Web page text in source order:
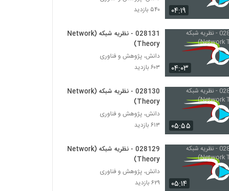
Complexity)
۵۶۷ بازدید
Complexity)
Complexity)
۵۴۱ بازدید
Complexity)
Complexity)
۵۲۱ بازدید
۰۴:۱۹
۵۴۰ بازدید
۰۴:۰۳
028131 - نظریه شبکه (Network
Theory)
دانش، پژوهش و فناوری
۶۰۳ بازدید
۰۵:۵۵
028130 - نظریه شبکه (Network
Theory)
دانش، پژوهش و فناوری
۶۱۳ بازدید
۰۵:۱۴
028129 - نظریه شبکه (Network
Theory)
دانش، پژوهش و فناوری
۶۲۹ بازدید